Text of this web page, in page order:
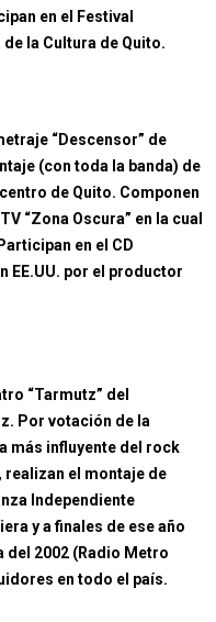
en el Festival
la Cultura de Quito.
“Descensor” de
(con toda la banda) de
de Quito. Componen
“Zona Oscura” en la cual
en el CD
EE.UU. por el productor
“Tarmutz” del
Por votación de la
más influyente del rock
realizan el montaje de
Independiente
y a finales de ese año
2002 (Radio Metro
en todo el país.